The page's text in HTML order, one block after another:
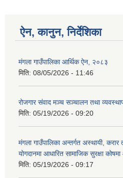
ऐन, कानुन, निर्देशिका
मंगला गाउँपालिका आर्थिक ऐन, २०८३
मिति: 08/05/2026 - 11:46
रोजगार संवाद मञ्च सञ्चालन तथा
मिति: 05/19/2026 - 09:20
मंगला गाउँपालिका अन्तर्गत अस्थायी, करार
योगदानमा आधारित सामाजिक सुरक्षा
मिति: 05/19/2026 - 09:17